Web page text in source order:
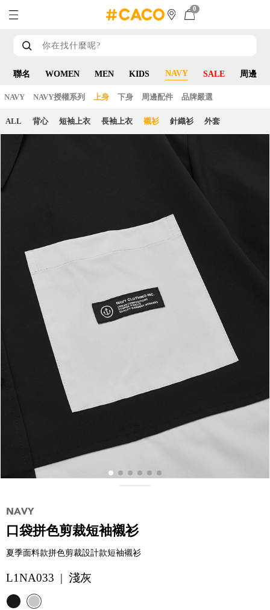
0
聯名 WOMEN MEN KIDS NAVY SALE 周邊
NAVY NAVY授權系列 上身 下身 周邊配件 品牌嚴選
ALL 背心 短袖上衣 長袖上衣 襯衫 針織衫 外套
口袋拼色剪裁短袖襯衫
夏季面料款拼色剪裁設計款短袖襯衫
L1NA033 | 淺灰